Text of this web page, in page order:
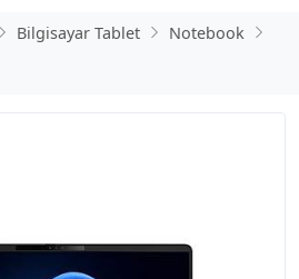
Bilgisayar Tablet
Notebook